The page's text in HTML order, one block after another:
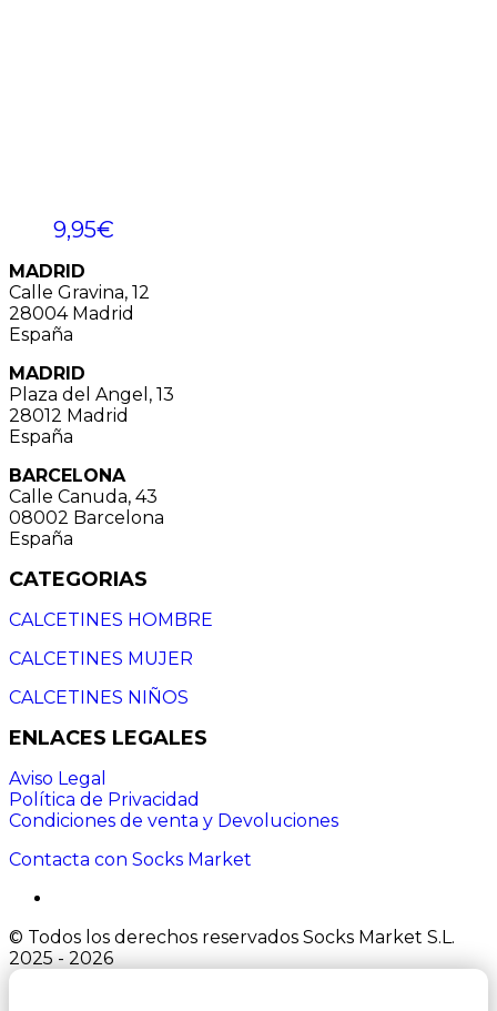
9,95€
MADRID
Calle Gravina, 12
28004 Madrid
España
MADRID
Plaza del Angel, 13
28012 Madrid
España
BARCELONA
Calle Canuda, 43
08002 Barcelona
España
CATEGORIAS
CALCETINES HOMBRE
CALCETINES MUJER
CALCETINES NIÑOS
ENLACES LEGALES
Aviso Legal
Política de Privacidad
Condiciones de venta y Devoluciones
Contacta con Socks Market
© Todos los derechos reservados Socks Market S.L.
2025 - 2026